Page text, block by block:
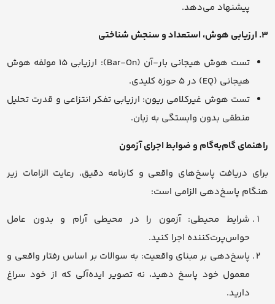
پیشنهاد می‌دهد.
۳. ارزیابی هوش، استعداد و سنجش شناختی
تست هوش هیجانی بار-آن (Bar-On): ارزیابی ۱۵ مولفه هوش
هیجانی (EQ) در ۵ حوزه کلیدی.
تست هوش غیرکلامی ریون: ارزیابی تفکر انتزاعی و قدرت تحلیل
منطقی بدون وابستگی به زبان.
راهنمای گام‌به‌گام و ضوابط اجرای آزمون
برای دریافت پاسخ‌های واقعی و کارنامه دقیق، رعایت الزامات زیر
هنگام پاسخ‌دهی الزامی است:
شرایط محیطی: آزمون را در محیطی آرام و بدون عامل
حواس‌پرت‌کننده اجرا کنید.
پاسخ‌دهی بر مبنای واقعیت: به سوالات بر اساس رفتار واقعی و
معمول خود پاسخ دهید، نه تصویر ایده‌آلی که از خود سراغ
دارید.